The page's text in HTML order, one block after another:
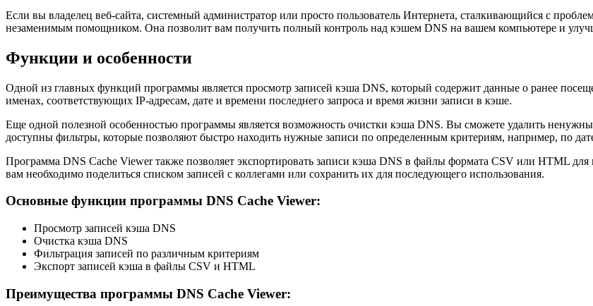
Если вы владелец веб-сайта, системный администратор или просто пользователь Интернета, сталкивающийся с
незаменимым помощником. Она позволит вам получить полный контроль над кэшем DNS на вашем компьютере и
Функции и особенности
Одной из главных функций программы является просмотр записей кэша DNS, который содержит данные о ранее
именах, соответствующих IP-адресам, дате и времени последнего запроса и время жизни записи в кэше.
Еще одной полезной особенностью программы является возможность очистки кэша DNS. Вы сможете удалить
доступны фильтры, которые позволяют быстро находить нужные записи по определенным критериям, например, по
Программа DNS Cache Viewer также позволяет экспортировать записи кэша DNS в файлы формата CSV или HTML
вам необходимо поделиться списком записей с коллегами или сохранить их для последующего использования.
Основные функции программы DNS Cache Viewer:
Просмотр записей кэша DNS
Очистка кэша DNS
Фильтрация записей по различным критериям
Экспорт записей кэша в файлы CSV и HTML
Преимущества программы DNS Cache Viewer: